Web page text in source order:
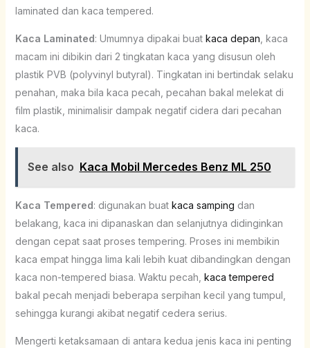
laminated dan kaca tempered.
Kaca Laminated: Umumnya dipakai buat kaca depan , kaca
macam ini dibikin dari 2 tingkatan kaca yang disusun oleh
plastik PVB (polyvinyl butyral). Tingkatan ini bertindak selaku
penahan, maka bila kaca pecah, pecahan bakal melekat di
film plastik, minimalisir dampak negatif cidera dari pecahan
kaca.
See also Kaca Mobil Mercedes Benz ML 250
Kaca Tempered: digunakan buat kaca samping dan
belakang, kaca ini dipanaskan dan selanjutnya didinginkan
dengan cepat saat proses tempering. Proses ini membikin
kaca empat hingga lima kali lebih kuat dibandingkan dengan
kaca non-tempered biasa. Waktu pecah, kaca tempered
bakal pecah menjadi beberapa serpihan kecil yang tumpul,
sehingga kurangi akibat negatif cedera serius.
Mengerti ketaksamaan di antara kedua jenis kaca ini penting